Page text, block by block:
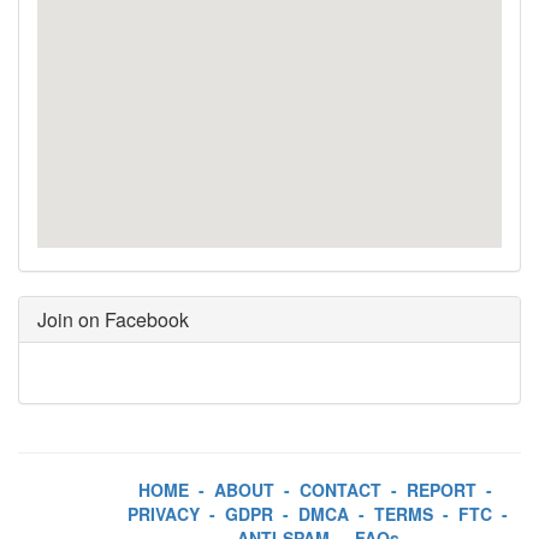
Join on Facebook
HOME - ABOUT - CONTACT - REPORT -
PRIVACY - GDPR - DMCA - TERMS - FTC -